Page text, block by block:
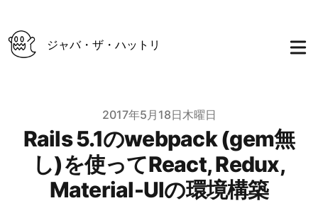
ジャバ・ザ・ハットリ
2017年5月18日木曜日
Rails 5.1のwebpack (gem無
し)を使ってReact, Redux,
Material-UIの環境構築